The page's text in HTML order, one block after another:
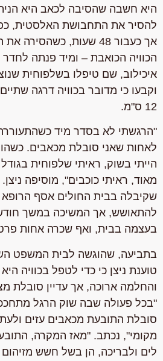
היא חשבה שהסיבה לכאב היא
להסיר את התחבושת האלסטית,
אך כעבור 48 שעות,
הכוויה הכואבת – ומיד פנתה לחדר
איכילוב, שם טיפלו בשלפוחית
וקבעו כי מדובר בכוויה דרגה
12 ס"מ.
"הרגשתי לא בסדר מיד
לאחות שאני סובלת מכאבים.
הייתי בשוק, ראיתי שלפוחית
מאוד, ראיתי כוכבים", מוסיפה
שקיבלה בבית החולים אסף הרופא
להתאושש, אך המשיכה במשך
בעצמה בבית, ואף שכרה אחות
בתביעה, שהוגשה לבית המשפט
טוענת ניצן כי כדי לטפל בכוויה
והחלמה ארוכה, אך עדיין סובלת
"בכל פעולה שבה שוק הרגל
סובלת התובעת מכאבים עזים
מקומי", נכתב. "מאז המקרה,
לים ולבריכה, הן בשל חשש מזיהום